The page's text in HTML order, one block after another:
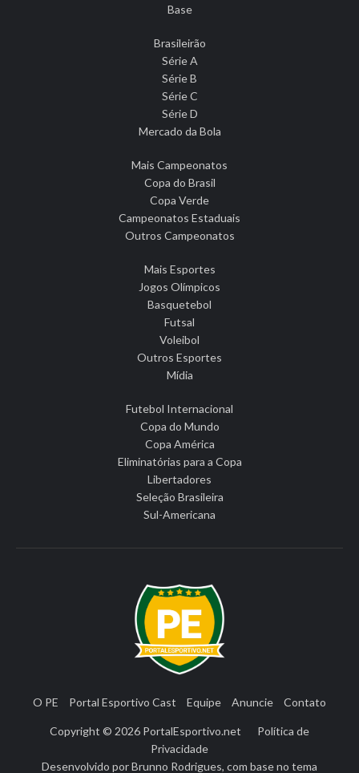
Base
Brasileirão
Série A
Série B
Série C
Série D
Mercado da Bola
Mais Campeonatos
Copa do Brasil
Copa Verde
Campeonatos Estaduais
Outros Campeonatos
Mais Esportes
Jogos Olímpicos
Basquetebol
Futsal
Voleibol
Outros Esportes
Mídia
Futebol Internacional
Copa do Mundo
Copa América
Eliminatórias para a Copa
Libertadores
Seleção Brasileira
Sul-Americana
O PE Portal Esportivo Cast Equipe Anuncie Contato
Copyright © 2026 PortalEsportivo.net
Política de
Privacidade
Desenvolvido porBrunno Rodrigues, com base no tema